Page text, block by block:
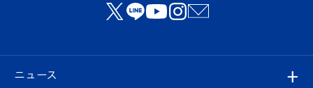
ニュース